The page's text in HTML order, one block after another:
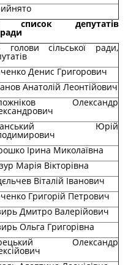
депутатів
голови сільської ради,
Денис Григорович
Анатолій Леонтійович
Олександр
Юрій
Ірина Миколаївна
Марія Вікторівна
Віталій Іванович
Григорій Петрович
Дмитро Валерійович
Ольга Григорівна
Олександр